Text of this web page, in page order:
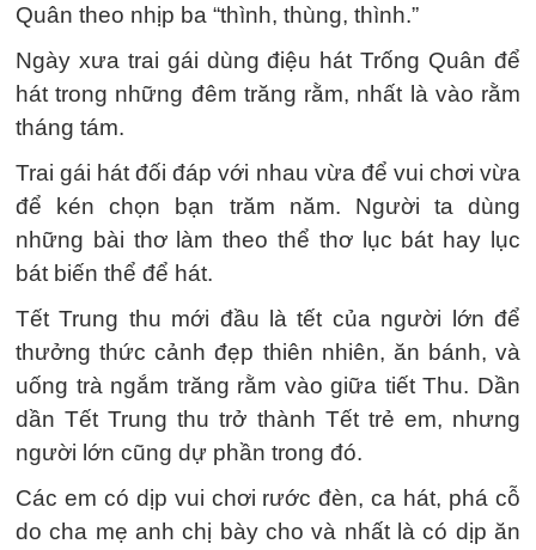
Quân theo nhịp ba “thình, thùng, thình.”
Ngày xưa trai gái dùng điệu hát Trống Quân để
hát trong những đêm trăng rằm, nhất là vào rằm
tháng tám.
Trai gái hát đối đáp với nhau vừa để vui chơi vừa
để kén chọn bạn trăm năm. Người ta dùng
những bài thơ làm theo thể thơ lục bát hay lục
bát biến thể để hát.
Tết Trung thu mới đầu là tết của người lớn để
thưởng thức cảnh đẹp thiên nhiên, ăn bánh, và
uống trà ngắm trăng rằm vào giữa tiết Thu. Dần
dần Tết Trung thu trở thành Tết trẻ em, nhưng
người lớn cũng dự phần trong đó.
Các em có dịp vui chơi rước đèn, ca hát, phá cỗ
do cha mẹ anh chị bày cho và nhất là có dịp ăn